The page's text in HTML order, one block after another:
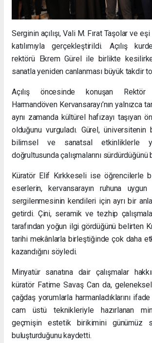
Serginin açılışı, Vali M. Fırat Taşolar ve eşi
katılımıyla gerçekleştirildi. Açılış
rektörü Ekrem Gürel ile birlikte
sanatla yeniden canlanması büyük takdir
Açılış öncesinde konuşan
Harmandöven Kervansarayı’nın yalnızca
aynı zamanda kültürel hafızayı taşıyan
olduğunu vurguladı. Gürel, üniversitenin
bilimsel ve sanatsal etkinliklerle
doğrultusunda çalışmalarını sürdürdüğünü
Küratör Elif Kırkkeseli ise öğrencilerle
eserlerin, kervansarayın ruhuna
sergilenmesinin kendileri için ayrı bir
getirdi. Çini, seramik ve tezhip
tarafından yoğun ilgi gördüğünü belirten
tarihi mekânlarla birleştiğinde çok daha
kazandığını söyledi.
Minyatür sanatına dair çalışmalar
küratör Fatime Savaş Can da, geleneksel
çağdaş yorumlarla harmanladıklarını
cam üstü teknikleriyle hazırlanan
geçmişin estetik birikimini günümüz
buluşturduğunu kaydetti.